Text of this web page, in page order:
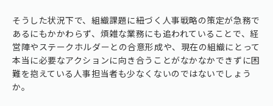
そうした状況下で、組織課題に紐づく人事戦略の策定が急務で
あるにもかかわらず、煩雑な業務にも追われていることで、経
営陣やステークホルダーとの合意形成や、現在の組織にとって
本当に必要なアクションに向き合うことがなかなかできずに困
難を抱えている人事担当者も少なくないのではないでしょう
か。